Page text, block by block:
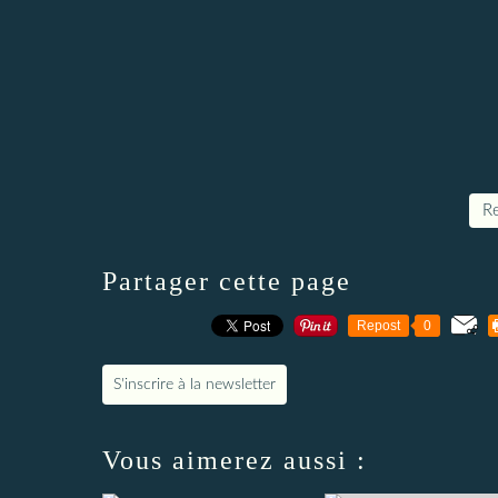
Partager cette page
Repost 0
S'inscrire à la newsletter
Vous aimerez aussi :